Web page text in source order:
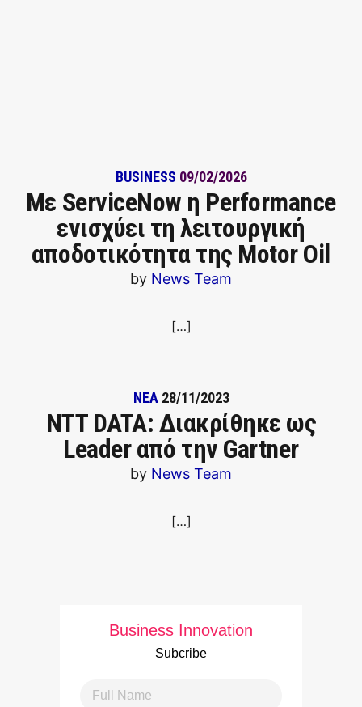
BUSINESS 09/02/2026
Με ServiceNow η Performance
ενισχύει τη λειτουργική
αποδοτικότητα της Motor Oil
by News Team
[…]
ΝΕΑ 28/11/2023
NTT DATA: Διακρίθηκε ως
Leader από την Gartner
by News Team
[…]
Business Innovation
Subcribe